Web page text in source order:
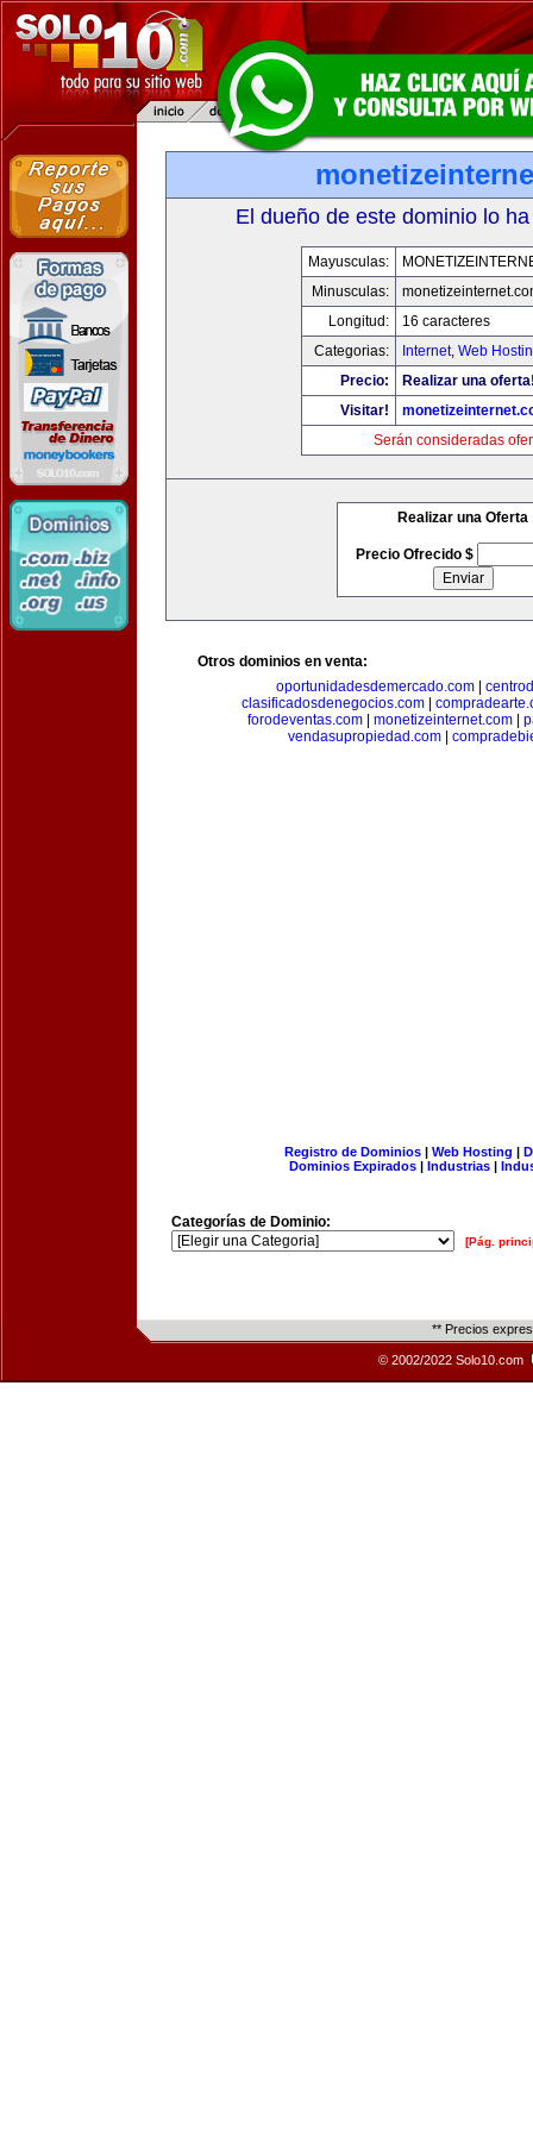
El dueño de este dominio lo
Mayusculas:
Minusculas:
Longitud:
16 caracteres
Categorias:
Internet, Web
Precio:
Realizar una
Visitar!
Serán consideradas
Realizar una Oferta
Precio Ofrecido $
Otros dominios en venta:
oportunidadesdemercado.com
clasificadosdenegocios.com|
forodeventas.com| monetizeinternet.com|
vendasupropiedad.com|
Registro de Dominios| Web Hosting |
Dominios Expirados | Industrias |
Categorías de Dominio:
[Pág.
** Precios
© 2002/2022 Solo10.com